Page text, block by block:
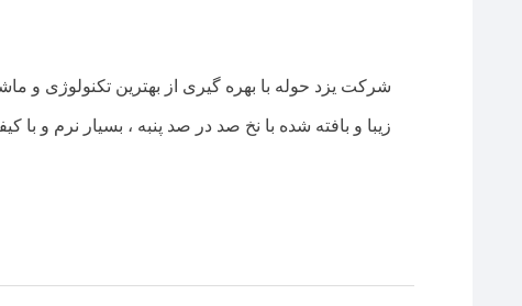
شرکت یزد حوله با بهره گیری از بهترین تکنولوژی و
زیبا و بافته شده با نخ صد در صد پنبه ، بسیار نرم و با